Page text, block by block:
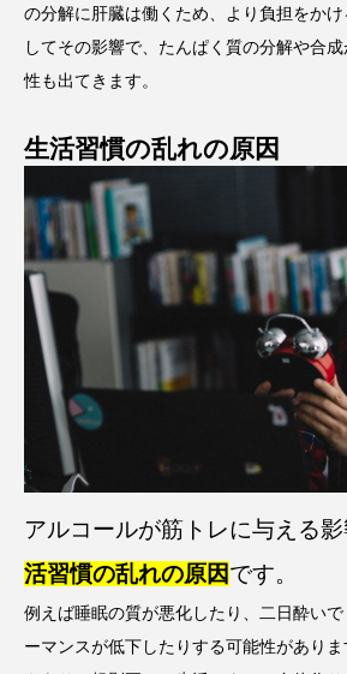
の分解に肝臓は働くため、より負担をか
してその影響で、たんぱく質の分解や合
性も出てきます。
生活習慣の乱れの原因
アルコールが筋トレに与える影
活習慣の乱れの原因です。
例えば睡眠の質が悪化したり、二日酔い
ーマンスが低下したりする可能性があり